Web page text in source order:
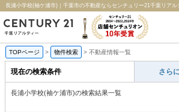
長浦小学校(袖ケ浦市)｜千葉市の不動産ならセンチュリー21千葉リアル
TOPページ > 物件検索 > 不動産情報一覧
現在の検索条件 さら
長浦小学校(袖ケ浦市)の検索結果一覧